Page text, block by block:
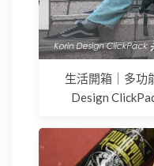
生活開箱｜多功
Design